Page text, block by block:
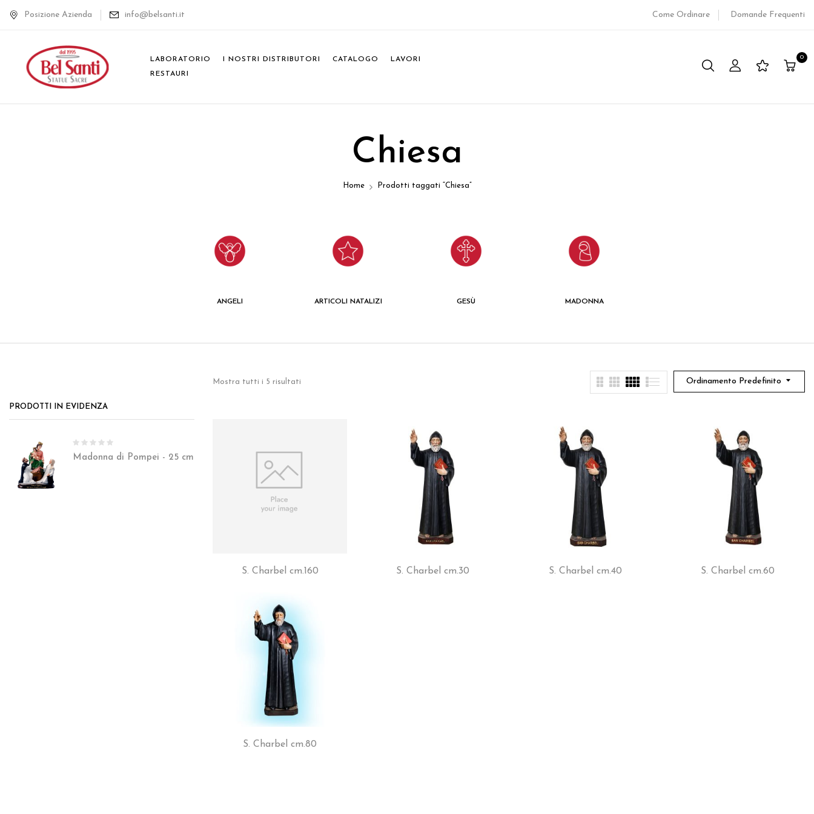
Posizione Azienda info@belsanti.it Come Ordinare Domande Frequenti
LABORATORIO I NOSTRI DISTRIBUTORI CATALOGO
LAVORI
RESTAURI
0
Chiesa
Home Prodotti taggati “Chiesa”
ANGELI ARTICOLI NATALIZI GESÙ MADONNA
PRODOTTI IN EVIDENZA
Madonna di Pompei - 25 cm
Ordinamento Predefinito
Mostra tutti i 5 risultati
S. Charbel cm.160 S. Charbel cm.30 S. Charbel cm.40 S. Charbel cm.60
S. Charbel cm.80